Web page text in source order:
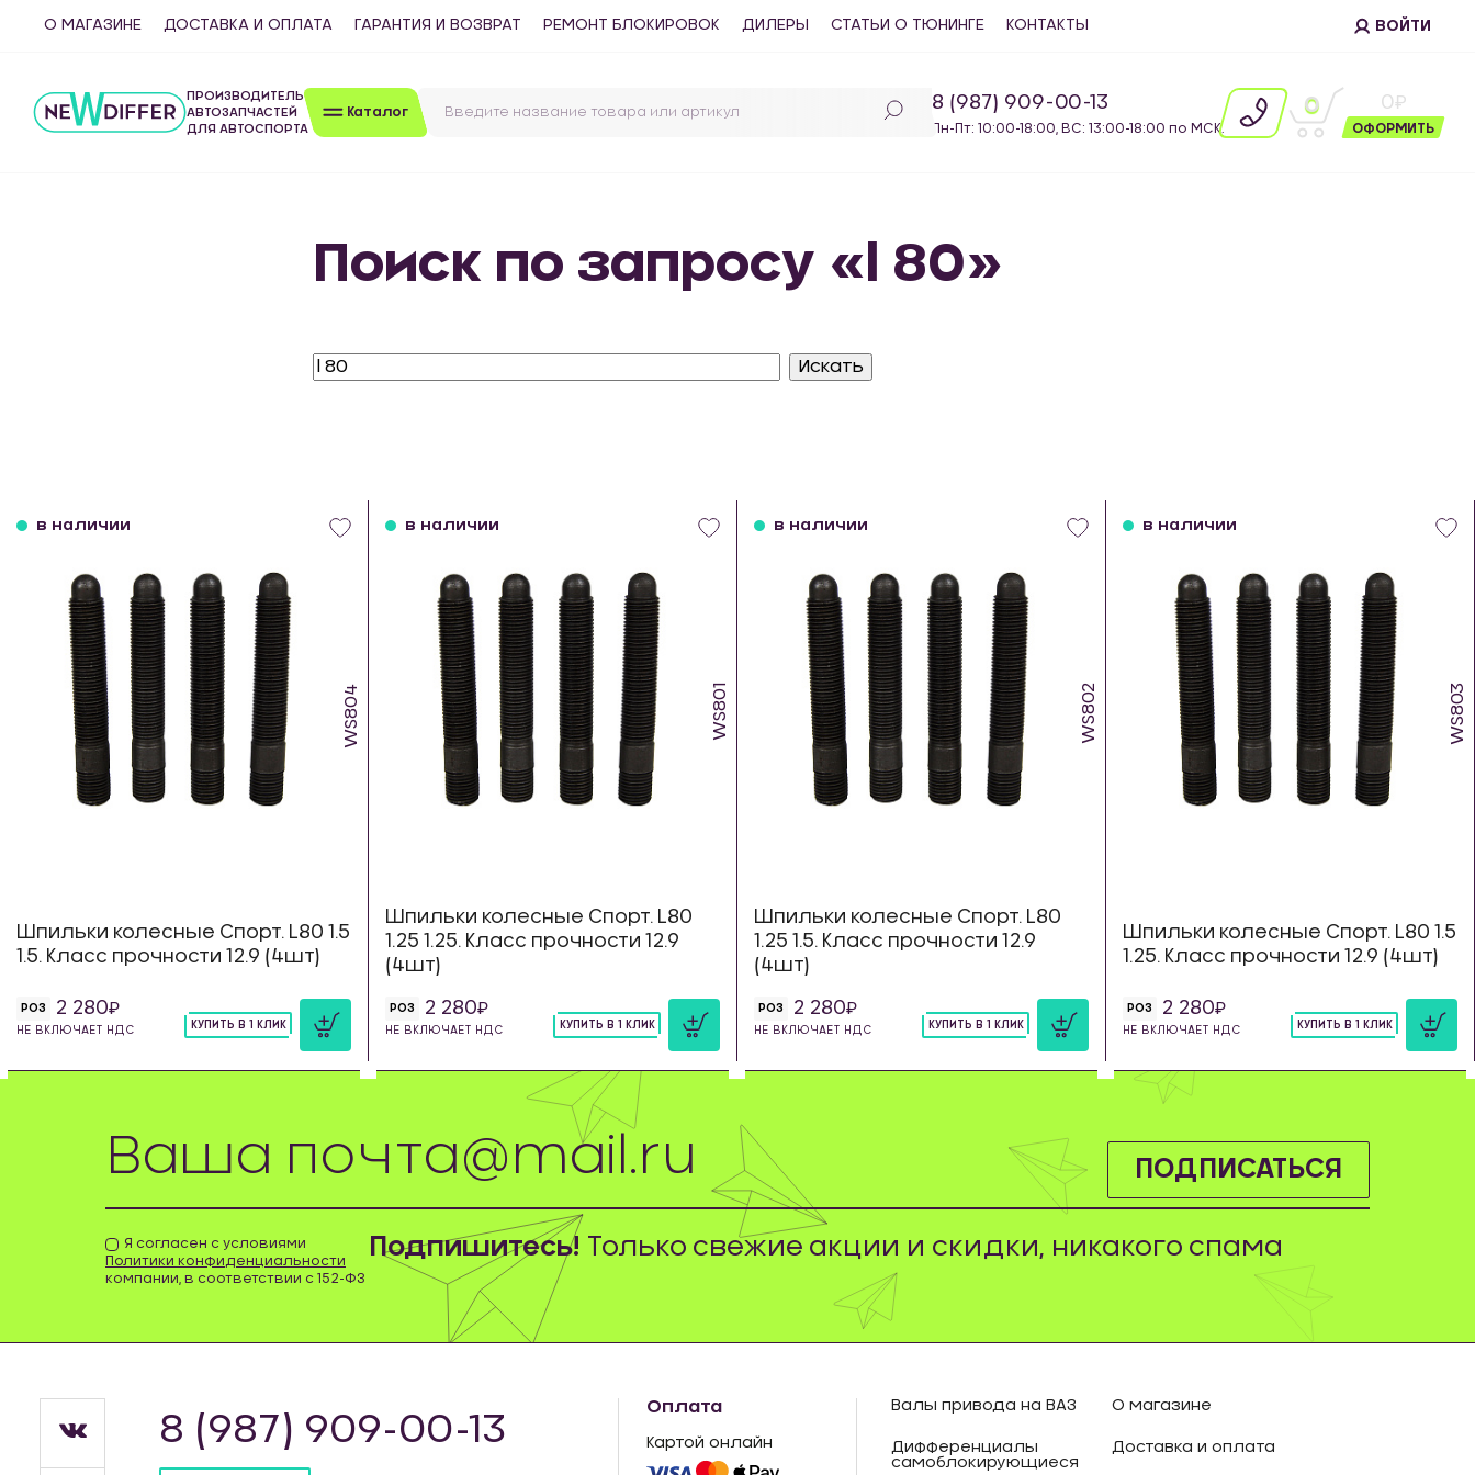
О МАГАЗИНЕ ДОСТАВКА И ОПЛАТА ГАРАНТИЯ И ВОЗВРАТ РЕМОНТ БЛОКИРОВОК ДИЛЕРЫ СТАТЬИ О ТЮНИНГЕ КОНТАКТЫ ВОЙТИ
ПРОИЗВОДИТЕЛЬ
АВТОЗАПЧАСТЕЙ
ДЛЯ АВТОСПОРТА
Каталог 8 (987) 909-00-13
Пн-Пт: 10:00-18:00, ВС: 13:00-18:00 по МСК.
0 0
ОФОРМИТЬ
Поиск по запросу «l 80»
WS804
в наличии
Шпильки колесные Спорт. L80 1.5
1.5. Класс прочности 12.9 (4шт)
РОЗ 2 280
НЕ ВКЛЮЧАЕТ НДС КУПИТЬ В 1 КЛИК
WS801
в наличии
Шпильки колесные Спорт. L80
1.25 1.25. Класс прочности 12.9
(4шт)
РОЗ 2 280
НЕ ВКЛЮЧАЕТ НДС КУПИТЬ В 1 КЛИК
WS802
в наличии
Шпильки колесные Спорт. L80
1.25 1.5. Класс прочности 12.9
(4шт)
РОЗ 2 280
НЕ ВКЛЮЧАЕТ НДС КУПИТЬ В 1 КЛИК
WS803
в наличии
Шпильки колесные Спорт. L80 1.5
1.25. Класс прочности 12.9 (4шт)
РОЗ 2 280
НЕ ВКЛЮЧАЕТ НДС КУПИТЬ В 1 КЛИК
ПОДПИСАТЬСЯ
Я согласен с условиями
Политики конфиденциальности
компании, в соответствии с 152-ФЗ
Подпишитесь! Только свежие акции и скидки, никакого спама
8 (987) 909-00-13
Оплата
Картой онлайн
Валы привода на ВАЗ
Дифференциалы
самоблокирующиеся
О магазине
Доставка и оплата